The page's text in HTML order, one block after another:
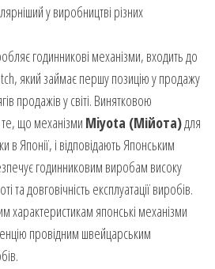
у виробництві різних
годинникові механізми, входить до
який займає першу позицію у продажу
продажів у світі. Винятковою
що механізми Miyota (Мійота)для
в Японії, і відповідають Японським
годинниковим виробам високу
та довговічність експлуатації виробів.
характеристикам японські механізми
провідним швейцарським